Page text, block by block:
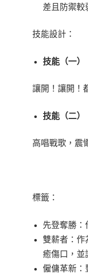
差且防禦較
技能設計：
技能（一）
讓開！讓開！
技能（二）
高唱戰歌，震
標籤：
先登奪勝：
雙薪者：作
癒傷口，並
僱傭革新：